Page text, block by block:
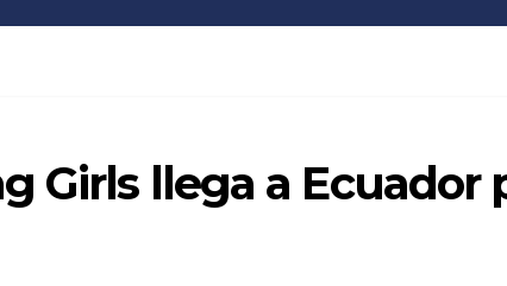
Girls llega a Ecuador